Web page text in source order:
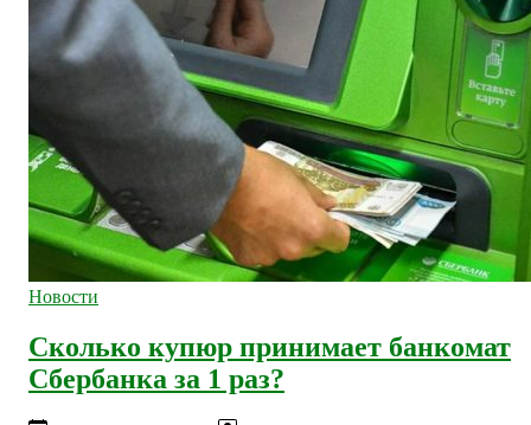
Новости
Сколько купюр принимает банкомат
Сбербанка за 1 раз?